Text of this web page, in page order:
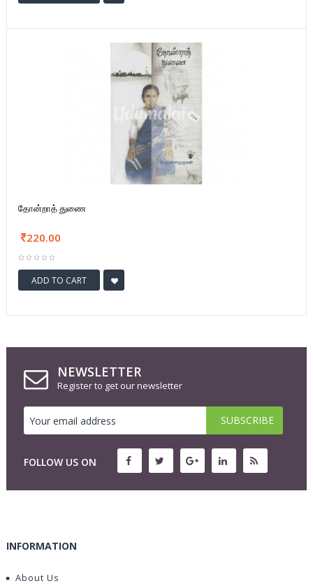
தோன்றாத் துணை
220.00
ADD TO CART
NEWSLETTER
Register to get our newsletter
FOLLOW US ON
INFORMATION
About Us